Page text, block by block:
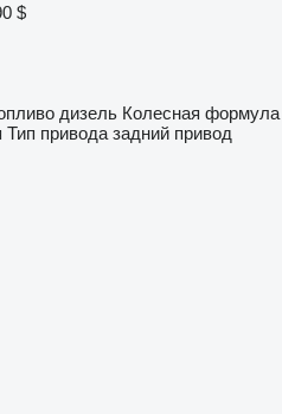
$
дизель Колесная формула
Тип привода задний привод